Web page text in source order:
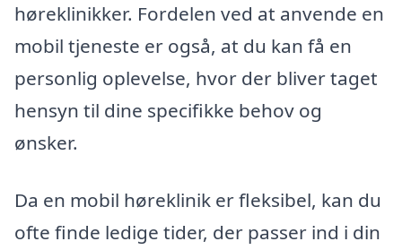
høreklinikker. Fordelen ved at anvende en
mobil tjeneste er også, at du kan få en
personlig oplevelse, hvor der bliver taget
hensyn til dine specifikke behov og
ønsker.
Da en mobil høreklinik er fleksibel, kan du
ofte finde ledige tider, der passer ind i din